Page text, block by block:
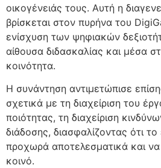
οικογένειάς τους. Αυτή η
βρίσκεται στον πυρήνα του
ενίσχυση των ψηφιακών
αίθουσα διδασκαλίας και μέσα
κοινότητα.
Η συνάντηση αντιμετώπισε
σχετικά με τη διαχείριση του
ποιότητας, τη διαχείριση
διάδοσης, διασφαλίζοντας ότι
προχωρά αποτελεσματικά και
κοινό.